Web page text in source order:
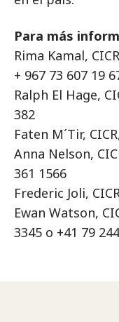
Para más
Rima Kamal,
+ 967 73 607 19
Ralph El Hage,
382
Faten M´Tir,
Anna Nelson,
361 1566
Frederic Joli,
Ewan Watson,
3345 o +41 79